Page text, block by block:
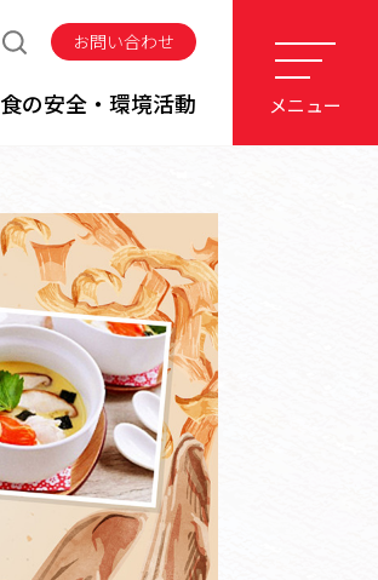
お問い合わせ
食の安全・環境活動 メニュー